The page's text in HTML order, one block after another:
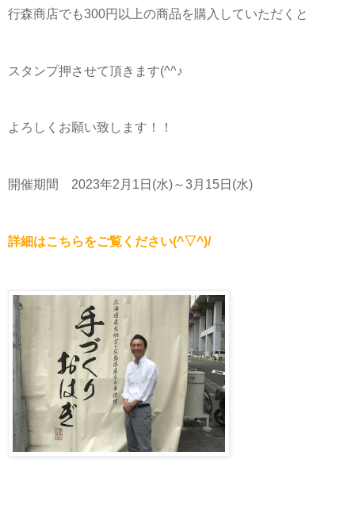
行森商店でも300円以上の商品を購入していただくと
スタンプ押させて頂きます(^^♪
よろしくお願い致します！！
開催期間 2023年2月1日(水)～3月15日(水)
詳細はこちらをご覧ください(^▽^)/